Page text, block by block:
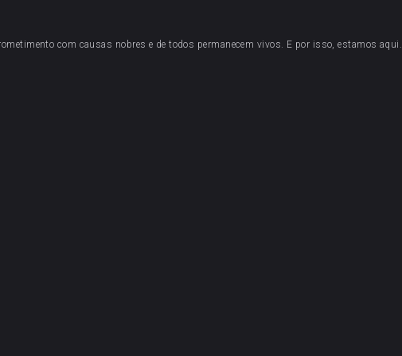
com causas nobres e de todos permanecem vivos. E por isso, estamos aqui.